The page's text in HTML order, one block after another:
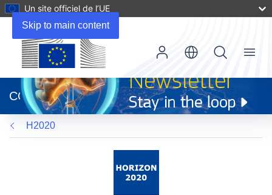
Skip to main content
Un site officiel de l’UE
dans
une
nouvelle
fenêtre)
CORDIS
Menu
H2020